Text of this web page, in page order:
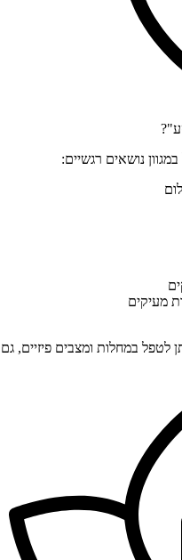
נושאים רגשיים:
מעיקים
לטפל במחלות ומצבים